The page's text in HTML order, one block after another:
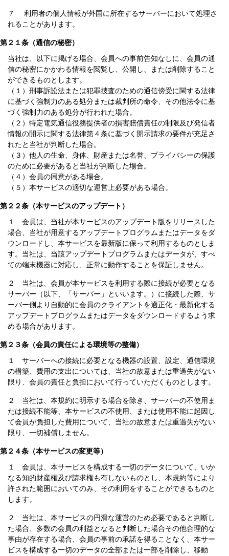
７ 利用者の個人情報が外国に所在するサーバーにおいて処理さ
れることがあります。
第２１条（通信の秘密）
当社は、以下に掲げる場合、会員への事前告知なしに、会員の通
信の秘密にかかわる情報を閲覧し、公開し、または削除すること
ができるものとします。
（１）刑事訴訟法または犯罪捜査のための通信傍受に関する法律
に基づく強制力のある処分または裁判所の命令、その他法令に基
づく強制力のある処分が行われた場合。
（２）特定電気通信役務提供者の損害賠償責任の制限及び発信者
情報の開示に関する法律第４条に基づく開示請求の要件が充足さ
れたと当社が判断した場合。
（３）他人の生命、身体、財産または名誉、プライバシーの保護
のために必要があると当社が判断した場合。
（４）会員の同意がある場合。
（５）本サービスの適切な運営上必要がある場合。
第２２条（本サービスのアップデート）
１ 会員は、当社が本サービスのアップデート版をリリースした
場合、当社が用意するアップデートプログラムまたはデータをダ
ウンロードし、本サービスを最新版に保って利用するものとしま
す。当社は、当該アップデートプログラムまたはデータが、すべ
ての端末機器に対応し、正常に動作することを保証しません。
２ 当社は、会員が本サービスを利用する際に接続が必要となる
サーバー（以下、「サーバー」といいます。）に接続した際、サ
ーバー側より自動的に会員のクライアントを適正化・最新化する
アップデートプログラムまたはデータをダウンロードするよう求
める場合があります。
第２３条（会員の責任による環境等の整備）
１ サーバーへの接続に必要となる機器の設置、設定、通信環境
の構築、費用の支出については、当社の故意または重過失がない
限り、会員の責任と負担において行っていただくものとします。
２ 当社は、本規約に明示する場合を除き、サーバーの不使用ま
たは接続不能等、本サービスの不使用、または使用不能に起因し
て会員が負担した費用について、当社の故意または重過失がない
限り、一切補償しません。
第２４条（本サービスの変更等）
１ 会員は、本サービスを構成する一切のデータについて、いか
なる知的財産権及び請求権も有しないものとし、本規約等により
許された範囲においてのみ、その利用をすることができるものと
します。
２ 当社は、本サービスの円滑な運営のため必要であると判断し
た場合、多数の会員の利益となると判断した場合その他合理的な
事由が存在する場合、会員の事前の承諾を得ることなく、本サー
ビスを構成する一切のデータの全部または一部を削除し、移動